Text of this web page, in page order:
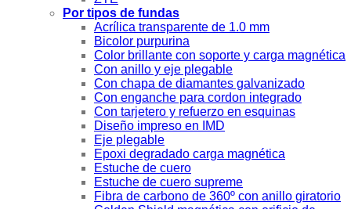
Por tipos de fundas
Acrílica transparente de 1.0 mm
Bicolor purpurina
Color brillante con soporte y carga magnética
Con anillo y eje plegable
Con chapa de diamantes galvanizado
Con enganche para cordon integrado
Con tarjetero y refuerzo en esquinas
Diseño impreso en IMD
Eje plegable
Epoxi degradado carga magnética
Estuche de cuero
Estuche de cuero supreme
Fibra de carbono de 360º con anillo giratorio